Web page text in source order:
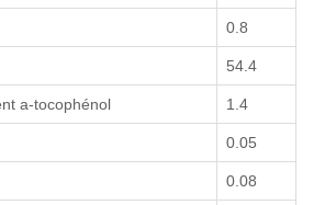
0.8
54.4
a-tocophénol 1.4
0.05
0.08